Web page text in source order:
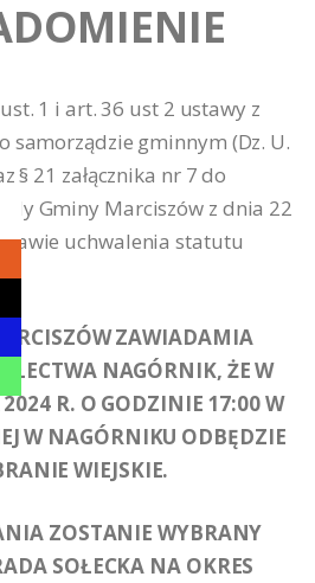
1 i art. 36 ust 2 ustawy z
samorządzie gminnym (Dz. U.
§ 21 załącznika nr 7 do
Gminy Marciszów z dnia 22
uchwalenia statutu
ZAWIADAMIA
NAGÓRNIK, ŻE W
R. O GODZINIE 17:00 W
W NAGÓRNIKU ODBĘDZIE
WIEJSKIE.
ZOSTANIE WYBRANY
SOŁECKA NA OKRES